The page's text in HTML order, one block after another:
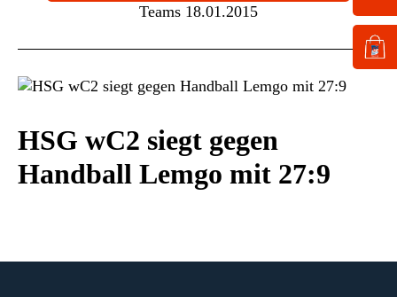
Teams 18.01.2015
HSG wC2 siegt gegen
Handball Lemgo mit 27:9